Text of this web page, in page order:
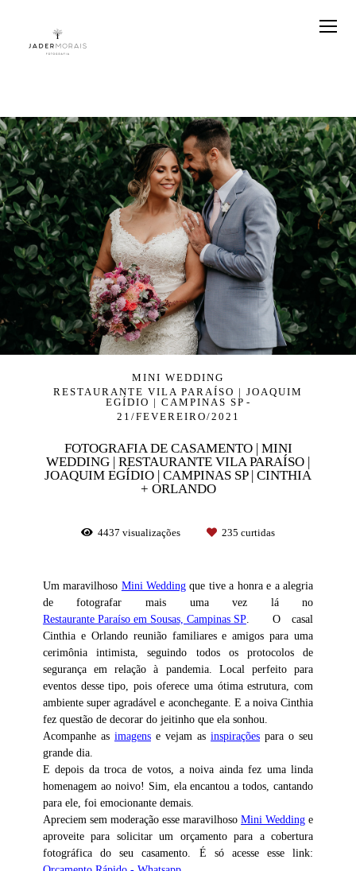
MINI WEDDING
RESTAURANTE VILA PARAÍSO | JOAQUIM
EGÍDIO | CAMPINAS SP
21/FEVEREIRO/2021
FOTOGRAFIA DE CASAMENTO | MINI
WEDDING | RESTAURANTE VILA PARAÍSO |
JOAQUIM EGÍDIO | CAMPINAS SP | CINTHIA
+ ORLANDO
4437 visualizações 235 curtidas
Um maravilhoso Mini Weddingque tive a honra e a alegria
de fotografar mais uma vez lá no
Restaurante Paraíso em Sousas, Campinas SP. O casal
Cinthia e Orlando reunião familiares e amigos para uma
cerimônia intimista, seguindo todos os protocolos de
segurança em relação à pandemia. Local perfeito para
eventos desse tipo, pois oferece uma ótima estrutura, com
ambiente super agradável e aconchegante. E a noiva Cinthia
fez questão de decorar do jeitinho que ela sonhou.
Acompanhe as imagense vejam asinspirações para o seu
grande dia.
E depois da troca de votos, a noiva ainda fez uma linda
homenagem ao noivo! Sim, ela encantou a todos, cantando
para ele, foi emocionante demais.
Apreciem sem moderação esse maravilhosoMini Wedding e
aproveite para solicitar um orçamento para a cobertura
fotográfica do seu casamento. É só acesse esse link: